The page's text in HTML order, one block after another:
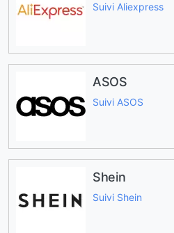
Suivi Aliexpress
ASOS
Suivi ASOS
Shein
Suivi Shein